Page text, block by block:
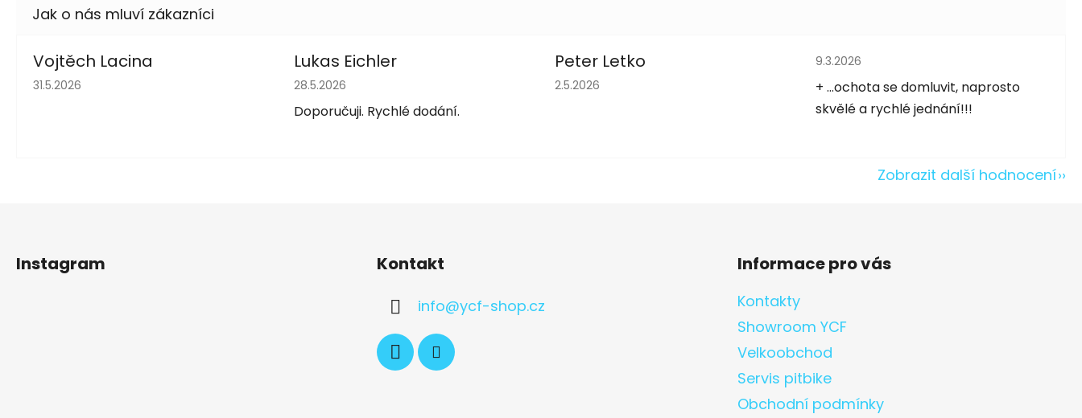
Vojtěch Lacina
Hodnocení obchodu je 5 z 5 hvězdiček.
31.5.2026
Lukas Eichler
Hodnocení obchodu je 5 z 5 hvězdiček.
28.5.2026
Doporučuji. Rychlé dodání.
Peter Letko
Hodnocení obchodu je 5 z 5 hvězdiček.
2.5.2026
Hodnocení obchodu je 5 z 5 hvězdiček.
9.3.2026
+ ...ochota se domluvit, naprosto
skvělé a rychlé jednání!!!
Zobrazit další hodnocení
Instagram Kontakt
info@ycf-shop.cz
Informace pro vás
Kontakty
Showroom YCF
Velkoobchod
Servis pitbike
Obchodní podmínky